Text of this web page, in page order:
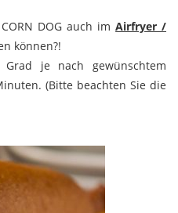
DOG auch imAirfryer /
können?!
je nach gewünschtem
(Bitte beachten Sie die